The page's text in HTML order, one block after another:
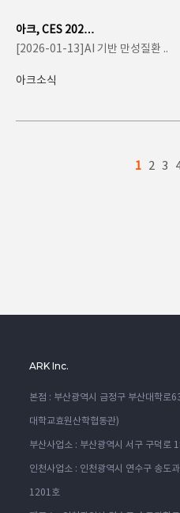
아크, CES 2026
서 미국 의료진·
업계 관계자 주
목… A..
[2026-01-13]AI 기반 만성질환 ..
아크소식
1 2 3
ARK Inc.
본점 : 부산광역시 금정구 부산대학
대학교효원산학협동관)
부산사업소 : 부산광역시 서구 구덕로
인천사업소 : 인천광역시 연수구 송도
1201호